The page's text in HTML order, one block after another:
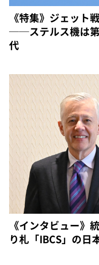
《特集》ジェット
──ステルス機は
代
《インタビュー》
り札「IBCS」の日